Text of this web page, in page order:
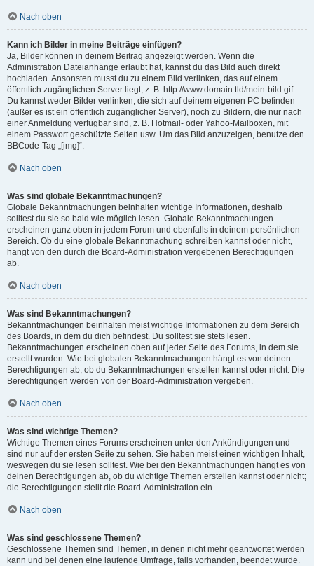
Nach oben
Kann ich Bilder in meine Beiträge einfügen?
Ja, Bilder können in deinem Beitrag angezeigt werden. Wenn die
Administration Dateianhänge erlaubt hat, kannst du das Bild auch direkt
hochladen. Ansonsten musst du zu einem Bild verlinken, das auf einem
öffentlich zugänglichen Server liegt, z. B. http://www.domain.tld/mein-bild.gif.
Du kannst weder Bilder verlinken, die sich auf deinem eigenen PC befinden
(außer es ist ein öffentlich zugänglicher Server), noch zu Bildern, die nur nach
einer Anmeldung verfügbar sind, z. B. Hotmail- oder Yahoo-Mailboxen, mit
einem Passwort geschützte Seiten usw. Um das Bild anzuzeigen, benutze den
BBCode-Tag „[img]“.
Nach oben
Was sind globale Bekanntmachungen?
Globale Bekanntmachungen beinhalten wichtige Informationen, deshalb
solltest du sie so bald wie möglich lesen. Globale Bekanntmachungen
erscheinen ganz oben in jedem Forum und ebenfalls in deinem persönlichen
Bereich. Ob du eine globale Bekanntmachung schreiben kannst oder nicht,
hängt von den durch die Board-Administration vergebenen Berechtigungen
ab.
Nach oben
Was sind Bekanntmachungen?
Bekanntmachungen beinhalten meist wichtige Informationen zu dem Bereich
des Boards, in dem du dich befindest. Du solltest sie stets lesen.
Bekanntmachungen erscheinen oben auf jeder Seite des Forums, in dem sie
erstellt wurden. Wie bei globalen Bekanntmachungen hängt es von deinen
Berechtigungen ab, ob du Bekanntmachungen erstellen kannst oder nicht. Die
Berechtigungen werden von der Board-Administration vergeben.
Nach oben
Was sind wichtige Themen?
Wichtige Themen eines Forums erscheinen unter den Ankündigungen und
sind nur auf der ersten Seite zu sehen. Sie haben meist einen wichtigen Inhalt,
weswegen du sie lesen solltest. Wie bei den Bekanntmachungen hängt es von
deinen Berechtigungen ab, ob du wichtige Themen erstellen kannst oder nicht;
die Berechtigungen stellt die Board-Administration ein.
Nach oben
Was sind geschlossene Themen?
Geschlossene Themen sind Themen, in denen nicht mehr geantwortet werden
kann und bei denen eine laufende Umfrage, falls vorhanden, beendet wurde.